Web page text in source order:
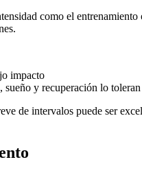
como el
impacto
sueño y recuperación lo toleran
de intervalos puede ser